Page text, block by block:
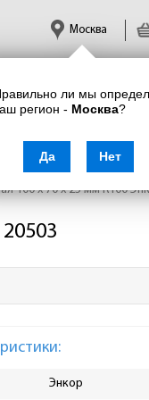
ли мы
регион - Москва?
Да Нет
Москва
100 x 70 x 25 мм К100
Энкор